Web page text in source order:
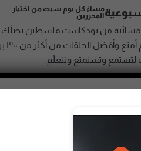
مساءً كل يوم سبت من اختيار
المحررين
مسائية من بودكاست فلسطين تصلُك
لتستمع وتستمتع وتتعلّم.